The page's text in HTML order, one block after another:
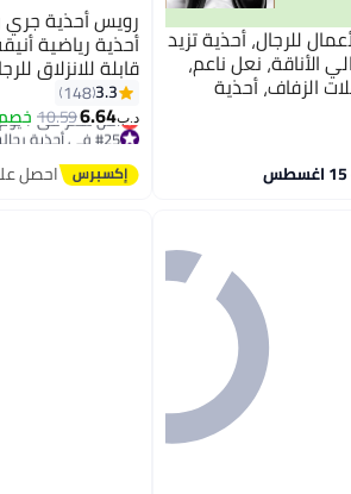
للرجال، أحذية تزيد
عالي الأناقة، نعل ناعم،
الزفاف، أحذية
برباط أمامي،
أحذية عمل،
رويس أحذية
أحذية رياضية
قابلة للانزلاق
ومريحة للمشي
سوداء متعددة
3.3
148
د.ب‏6.64
10.59خصم
#25 في أحذية رجالية للتدريب
أقل سعر في 7 يوم
#25 في أحذية رجالية للتدريب احصل